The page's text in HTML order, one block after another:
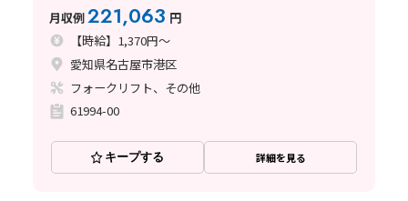
月収例221,063 円
【時給】1,370円～
愛知県名古屋市港区
フォークリフト、その他
61994-00
キープする 詳細を見る